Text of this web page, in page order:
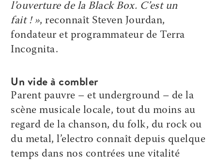
l’ouverture de la Black Box. C’est un
fait ! », reconnaît Steven Jourdan,
fondateur et programmateur de Terra
Incognita.
Un vide à combler
Parent pauvre – et underground – de la
scène musicale locale, tout du moins au
regard de la chanson, du folk, du rock ou
du metal, l’electro connaît depuis quelque
temps dans nos contrées une vitalité